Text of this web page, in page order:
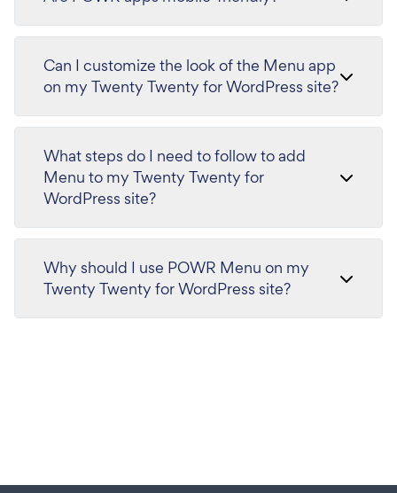
Can I customize the look of the Menu app
on my Twenty Twenty for WordPress site?
What steps do I need to follow to add
Menu to my Twenty Twenty for
WordPress site?
Why should I use POWR Menu on my
Twenty Twenty for WordPress site?